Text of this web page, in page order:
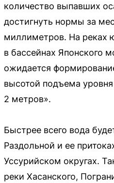
количество выпавших
достигнуть нормы за
миллиметров. На реках
в бассейнах Японского
ожидается
высотой подъема
2 метров».
Быстрее всего вода
Раздольной и ее
Уссурийском округах.
реки Хасанского,